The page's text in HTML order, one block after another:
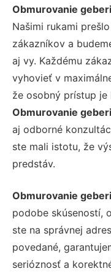
Obmurovanie
Našimi rukami
zákazníkov a
aj vy. Každému
vyhovieť v
že osobný prístup je
Obmurovanie
aj odborné
ste mali istotu, že
predstáv.
Obmurovanie
podobe skúseností,
ste na správnej
povedané,
serióznosť a